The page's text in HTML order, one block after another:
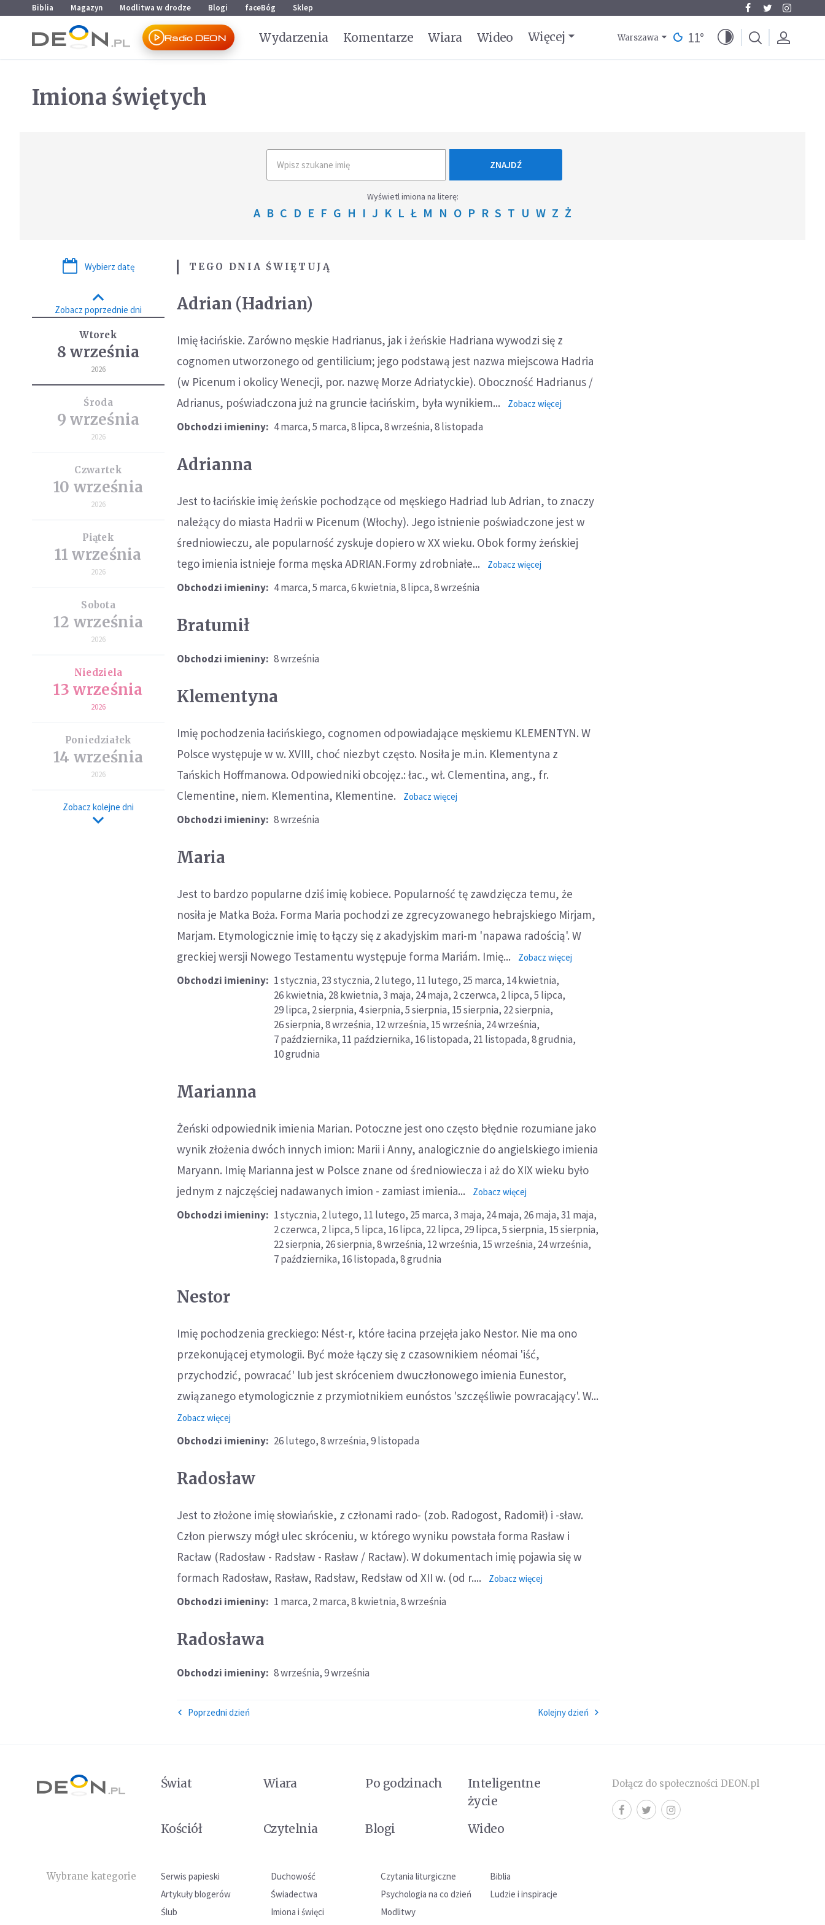
Przejdź do menu głównego
Przejdź do treści
Biblia Magazyn Modlitwa w drodze Blogi faceBóg Sklep
Radio DEON Wydarzenia Komentarze Wiara Wideo Więcej Warszawa 11°
Imiona świętych
ZNAJDŹ
Wyświetl imiona na literę:
A B C D E F G H I J K L Ł M N O P R S T U W Z Ż
Wybierz datę
Zobacz poprzednie dni
Wtorek
8 września
2026
Środa
9 września
2026
Czwartek
10 września
2026
Piątek
11 września
2026
Sobota
12 września
2026
Niedziela
13 września
2026
Poniedziałek
14 września
2026
Zobacz kolejne dni
TEGO DNIA ŚWIĘTUJĄ
Adrian (Hadrian)
Imię łacińskie. Zarówno męskie Hadrianus, jak i żeńskie Hadriana wywodzi się z
cognomen utworzonego od gentilicium; jego podstawą jest nazwa miejscowa Hadria
(w Picenum i okolicy Wenecji, por. nazwę Morze Adriatyckie). Oboczność Hadrianus /
Adrianus, poświadczona już na gruncie łacińskim, była wynikiem...
Zobacz więcej
Obchodzi imieniny: 4 marca,5 marca,8 lipca,8 września,8 listopada
Adrianna
Jest to łacińskie imię żeńskie pochodzące od męskiego Hadriad lub Adrian, to znaczy
należący do miasta Hadrii w Picenum (Włochy). Jego istnienie poświadczone jest w
średniowieczu, ale popularność zyskuje dopiero w XX wieku. Obok formy żeńskiej
tego imienia istnieje forma męska ADRIAN.Formy zdrobniałe...
Zobacz więcej
Obchodzi imieniny: 4 marca,5 marca,6 kwietnia,8 lipca,8 września
Bratumił
Obchodzi imieniny: 8 września
Klementyna
Imię pochodzenia łacińskiego, cognomen odpowiadające męskiemu KLEMENTYN. W
Polsce występuje w w. XVIII, choć niezbyt często. Nosiła je m.in. Klementyna z
Tańskich Hoffmanowa. Odpowiedniki obcojęz.: łac., wł. Clementina, ang., fr.
Clementine, niem. Klementina, Klementine.
Zobacz więcej
Obchodzi imieniny: 8 września
Maria
Jest to bardzo popularne dziś imię kobiece. Popularność tę zawdzięcza temu, że
nosiła je Matka Boża. Forma Maria pochodzi ze zgrecyzowanego hebrajskiego Mirjam,
Marjam. Etymologicznie imię to łączy się z akadyjskim mari-m 'napawa radością'. W
greckiej wersji Nowego Testamentu występuje forma Mariám. Imię...
Zobacz więcej
Obchodzi imieniny: 1 stycznia, 23 stycznia, 2 lutego, 11 lutego, 25 marca, 14 kwietnia,
26 kwietnia, 28 kwietnia,3 maja, 24 maja, 2 czerwca, 2 lipca,5 lipca,
29 lipca, 2 sierpnia, 4 sierpnia,5 sierpnia, 15 sierpnia, 22 sierpnia,
26 sierpnia,8 września, 12 września, 15 września, 24 września,
7 października, 11 października, 16 listopada, 21 listopada,8 grudnia,
10 grudnia
Marianna
Żeński odpowiednik imienia Marian. Potoczne jest ono często błędnie rozumiane jako
wynik złożenia dwóch innych imion: Marii i Anny, analogicznie do angielskiego imienia
Maryann. Imię Marianna jest w Polsce znane od średniowiecza i aż do XIX wieku było
jednym z najczęściej nadawanych imion - zamiast imienia...
Zobacz więcej
Marianna
Obchodzi imieniny: 1 stycznia, 2 lutego, 11 lutego, 25 marca,3 maja, 24 maja, 26 maja,31 maja,
2 czerwca, 2 lipca,5 lipca, 16 lipca, 22 lipca, 29 lipca,5 sierpnia, 15 sierpnia,
22 sierpnia, 26 sierpnia,8 września, 12 września, 15 września, 24 września,
7 października, 16 listopada,8 grudnia
Nestor
Imię pochodzenia greckiego: Nést-r, które łacina przejęła jako Nestor. Nie ma ono
przekonującej etymologii. Być może łączy się z czasownikiem néomai 'iść,
przychodzić, powracać' lub jest skróceniem dwuczłonowego imienia Eunestor,
związanego etymologicznie z przymiotnikiem eunóstos 'szczęśliwie powracający'. W...
Zobacz więcej
Nestor
Obchodzi imieniny: 26 lutego,8 września,9 listopada
Radosław
Jest to złożone imię słowiańskie, z członami rado- (zob. Radogost, Radomił) i -sław.
Człon pierwszy mógł ulec skróceniu, w którego wyniku powstała forma Rasław i
Racław (Radosław - Radsław - Rasław / Racław). W dokumentach imię pojawia się w
formach Radosław, Rasław, Radsław, Redsław od XII w. (od r....
Zobacz więcej
Obchodzi imieniny: 1 marca, 2 marca,8 kwietnia,8 września
Radosława
Obchodzi imieniny: 8 września,9 września
Poprzedni dzień Kolejny dzień
Świat Wiara Po godzinach
Inteligentne
życie
Kościół
Czytelnia Blogi Wideo
Wybrane kategorie Serwis papieski Duchowość Czytania liturgiczne
Biblia
Artykuły blogerów
Świadectwa Psychologia na co dzień
Ludzie i inspiracje
Ślub
Imiona i święci Modlitwy
Dołącz do społeczności DEON.pl